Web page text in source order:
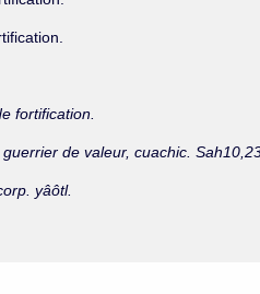
fortification.
de valeur, cuachic.
yâôtl.